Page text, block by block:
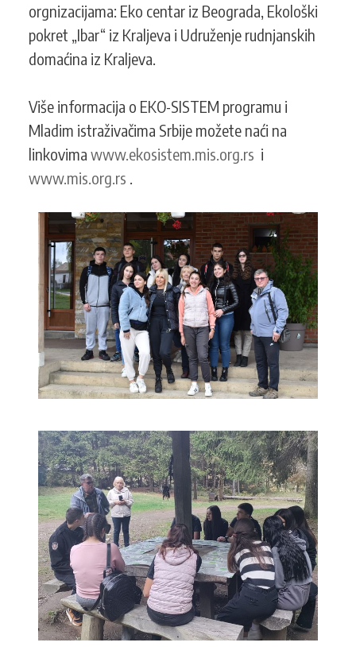
orgnizacijama: Eko centar iz Beograda, Ekološki
pokret „Ibar“ iz Kraljeva i Udruženje rudnjanskih
domaćina iz Kraljeva.
Više informacija o EKO-SISTEM programu i
Mladim istraživačima Srbije možete naći na
linkovima www.ekosistem.mis.org.rs i
www.mis.org.rs .